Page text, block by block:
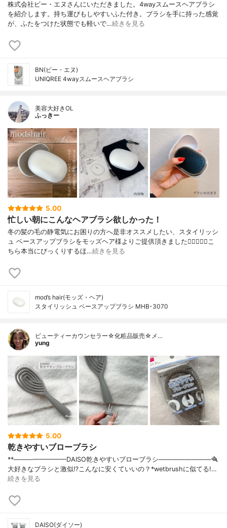
株式会社ビー・エヌさんにいただきました。4wayスムースヘアブラシ
を紹介します。持ち運びもしやすいふた付き。ブラシを手に持った感覚
が、ふたをつけた状態でも軽いで…続きを見る
BN(ビー・エヌ)
UNIQREE 4wayスムースヘアブラシ
美容大好きOL
ふっきー
5.00
忙しい朝にこんなヘアブラシ欲しかった！
冬の髪の毛の静電気にお困りの方へ是非オススメしたい、スタイリッシ
ュ ベースアップブラシをモッズヘア様よりご提供頂きました🧝‍♀️✨✨✨こ
ちら本当にびっくりするほ…続きを見る
mod’s hair(モッズ・ヘア)
スタイリッシュ ベースアップブラシ MHB-3070
ビューティーカウンセラー☆化粧品販売☆メ…
yung
5.00
乾きやすいブローブラシ
**————————⁡DAISO乾きやすいブローブラシ⁡————————⁡⁡⁡🪮
大好きなブラシと激似⁉️こんなに安くていいの？⁡⁡⁡*wetbrushに似てる!…
続きを見る
DAISO(ダイソー)